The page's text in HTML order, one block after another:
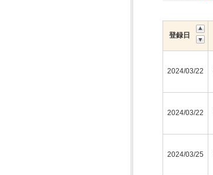
登録日
2024/03/22
2024/03/22
2024/03/25